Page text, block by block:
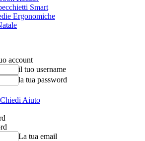
Smart
Ergonomiche
account
il tuo username
la tua password
Aiuto
La tua email